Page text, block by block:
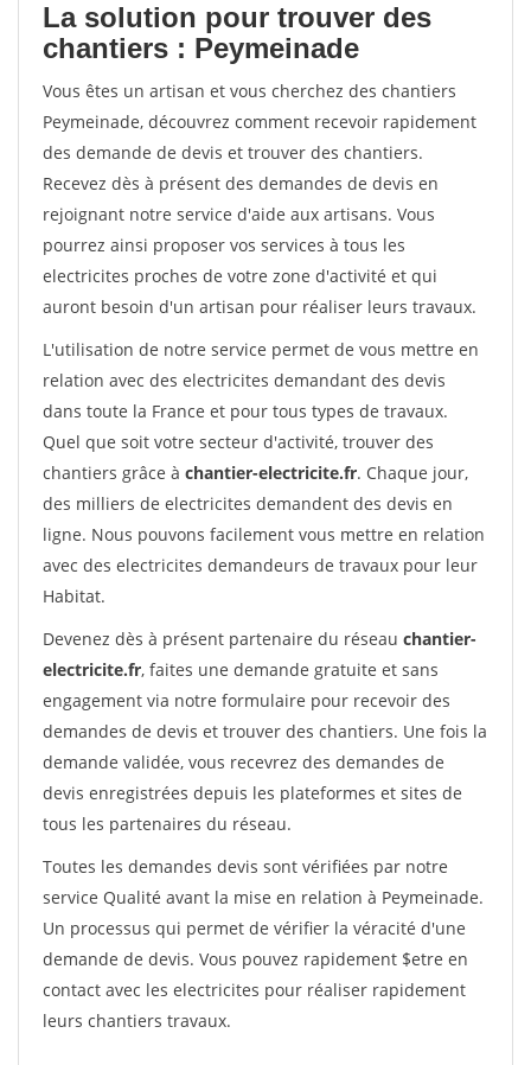
La solution pour trouver des
chantiers : Peymeinade
Vous êtes un artisan et vous cherchez des chantiers
Peymeinade, découvrez comment recevoir rapidement
des demande de devis et trouver des chantiers.
Recevez dès à présent des demandes de devis en
rejoignant notre service d'aide aux artisans. Vous
pourrez ainsi proposer vos services à tous les
electricites proches de votre zone d'activité et qui
auront besoin d'un artisan pour réaliser leurs travaux.
L'utilisation de notre service permet de vous mettre en
relation avec des electricites demandant des devis
dans toute la France et pour tous types de travaux.
Quel que soit votre secteur d'activité, trouver des
chantiers grâce à chantier-electricite.fr. Chaque jour,
des milliers de electricites demandent des devis en
ligne. Nous pouvons facilement vous mettre en relation
avec des electricites demandeurs de travaux pour leur
Habitat.
Devenez dès à présent partenaire du réseau chantier-
electricite.fr, faites une demande gratuite et sans
engagement via notre formulaire pour recevoir des
demandes de devis et trouver des chantiers. Une fois la
demande validée, vous recevrez des demandes de
devis enregistrées depuis les plateformes et sites de
tous les partenaires du réseau.
Toutes les demandes devis sont vérifiées par notre
service Qualité avant la mise en relation à Peymeinade.
Un processus qui permet de vérifier la véracité d'une
demande de devis. Vous pouvez rapidement $etre en
contact avec les electricites pour réaliser rapidement
leurs chantiers travaux.